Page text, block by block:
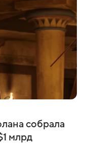
собрала
млрд